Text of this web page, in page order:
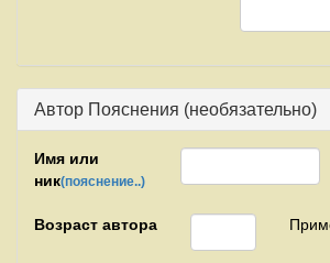
Автор Пояснения (необязательно)
Имя или
ник(пояснение..)
Возраст автора